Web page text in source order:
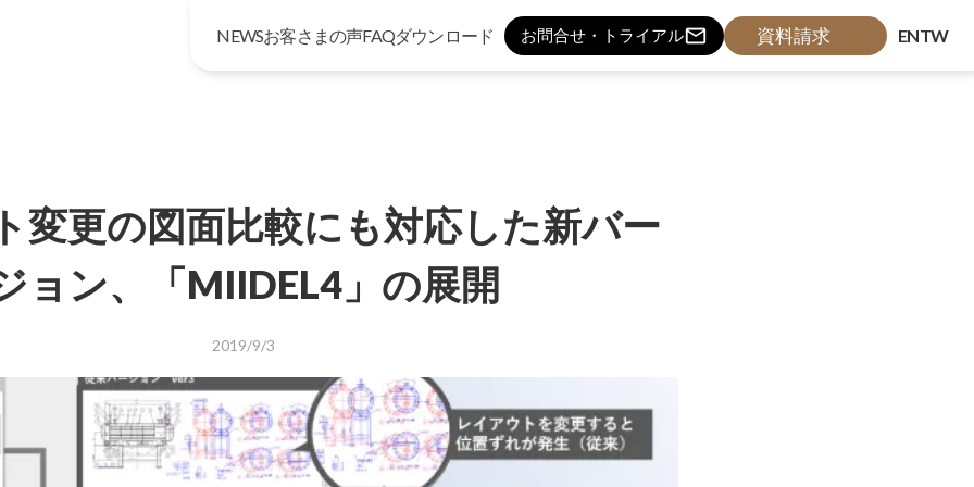
変更の図面比較にも対応した新バー
ョン、「MIIDEL4」の展開
2019/9/3
NEWSお客さまの声FAQダウンロード お問合せ・トライアルmail_outline 資料請求 ENTW